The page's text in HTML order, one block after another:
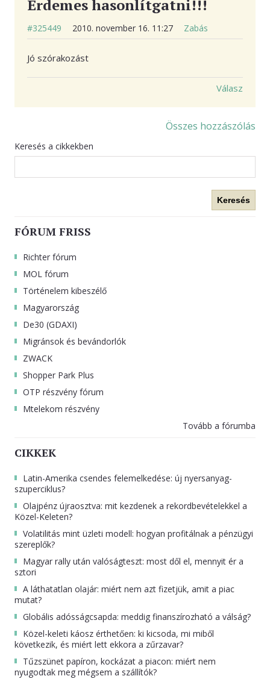
Érdemes hasonlítgatni!!!
#325449 2010. november 16. 11:27 Zabás
Jó szórakozást
Válasz
Összes hozzászólás
Keresés a cikkekben
Keresés
FÓRUM FRISS
Richter fórum
MOL fórum
Történelem kibeszélő
Magyarország
De30 (GDAXI)
Migránsok és bevándorlók
ZWACK
Shopper Park Plus
OTP részvény fórum
Mtelekom részvény
Tovább a fórumba
CIKKEK
Latin-Amerika csendes felemelkedése: új nyersanyag-
szuperciklus?
Olajpénz újraosztva: mit kezdenek a rekordbevételekkel a
Közel-Keleten?
Volatilitás mint üzleti modell: hogyan profitálnak a pénzügyi
szereplők?
Magyar rally után valóságteszt: most dől el, mennyit ér a
sztori
A láthatatlan olajár: miért nem azt fizetjük, amit a piac
mutat?
Globális adósságcsapda: meddig finanszírozható a válság?
Közel-keleti káosz érthetően: ki kicsoda, mi miből
következik, és miért lett ekkora a zűrzavar?
Tűzszünet papíron, kockázat a piacon: miért nem
nyugodtak meg mégsem a szállítók?